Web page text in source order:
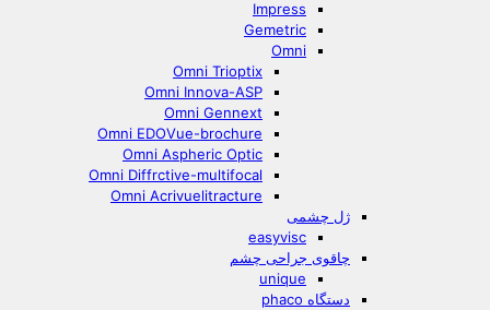
Impress
Gemetric
Omni
Omni Trioptix
Omni Innova-ASP
Omni Gennext
Omni EDOVue-brochure
Omni Aspheric Optic
Omni Diffrctive-multifocal
Omni Acrivuelitracture
ژل چشمی
easyvisc
چاقوی جراحی چشم
unique
دستگاه phaco